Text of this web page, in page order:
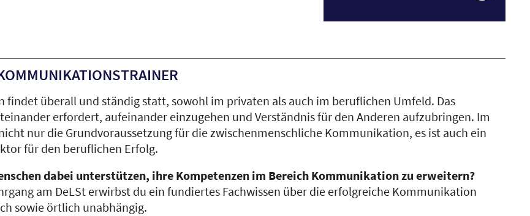
findet überall und ständig statt, sowohl im privaten als auch im beruflichen Umfeld. Das
erfordert, aufeinander einzugehen und Verständnis für den Anderen aufzubringen. Im
nur die Grundvoraussetzung für die zwischenmenschliche Kommunikation, es ist auch ein
für den beruflichen Erfolg.
dabei unterstützen, ihre Kompetenzen im Bereich Kommunikation zu erweitern?
am DeLSt erwirbst du ein fundiertes Fachwissen über die erfolgreiche Kommunikation
sowie örtlich unabhängig.